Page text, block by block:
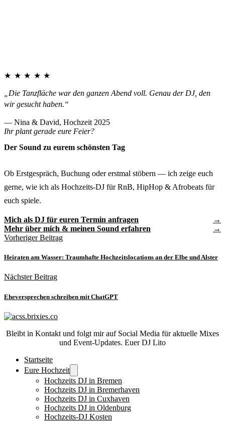
★★★★★
„Die Tanzfläche war den ganzen Abend voll. Genau der DJ, den
wir gesucht haben.“
— Nina & David, Hochzeit 2025
Ihr plant gerade eure Feier?
Der Sound zu eurem schönsten Tag
Ob Erstgespräch, Buchung oder erstmal stöbern — ich zeige euch
gerne, wie ich als Hochzeits-DJ für RnB, HipHop & Afrobeats für
euch spiele.
Mich als DJ für euren Termin anfragen
Mehr über mich & meinen Sound erfahren
Vorheriger Beitrag
Heiraten am Wasser: Traumhafte Hochzeitslocations an der Elbe und Alster
Nächster Beitrag
Eheversprechen schreiben mit ChatGPT
Bleibt in Kontakt und folgt mir auf Social Media für aktuelle Mixes
und Event-Updates. Euer DJ Lito
Startseite
Eure Hochzeit
Hochzeits DJ in Bremen
Hochzeits DJ in Bremerhaven
Hochzeits DJ in Cuxhaven
Hochzeits DJ in Oldenburg
Hochzeits-DJ Kosten